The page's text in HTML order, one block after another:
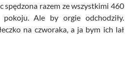
spędzona razem ze wszystkimi 460
Ale by orgie odchodziły.
na czworaka, a ja bym ich lał